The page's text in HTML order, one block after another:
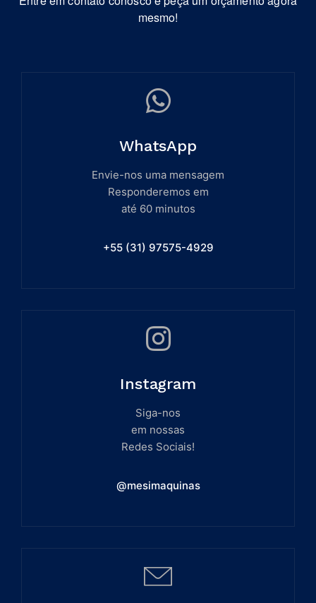
mesmo!
WhatsApp
Envie-nos uma mensagem
Responderemos em
até 60 minutos
+55 (31) 97575-4929
Instagram
Siga-nos
em nossas
Redes Sociais!
@mesimaquinas